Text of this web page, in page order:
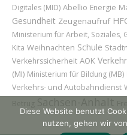
Digitales (MID) Abellio Energie
Gesundheit Zeugenaufruf
Ministerium für Arbeit, Soziales,
Kita Weihnachten Schule
Verkehrssicherheit AOK Verkehr
(MI) Ministerium für Bildung (MB)
Verkehrs- und Autobahndienst
Diese Website benutzt
nutzen, gehen wir